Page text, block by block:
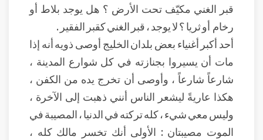
قبر الغني مكيّف تحت الأرض ؟ هل يوجد بلاط أو
رخام أو ثريا ؟ لا يوجد ، قبر الغني كقبر الفقير .
أحد أكبر أغنياء بعض بلدان الخليج أوصى ذويه أنه إذا
مات أن يسيروا بجنازته في كل شوارع المدينة ،
شارعاً شارعاً ، وأوصى أن تخرج يده من الكفن ،
هكذا عاريةً ليشعر الناس أنني ذهبت إلى الآخرة ،
وليس معي شيء ، كله تركته في الدنيا ، المصيبة في
الموت مصيبتان : الأولى أنك تخسر مالك كله ،